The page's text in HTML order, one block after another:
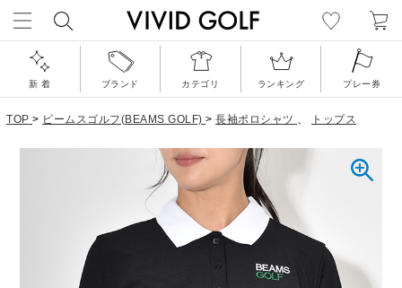
新 着 ブランド カテゴリ ランキング プレー券
TOP > ビームスゴルフ(BEAMS GOLF) > 長袖ポロシャツ 、 トップス